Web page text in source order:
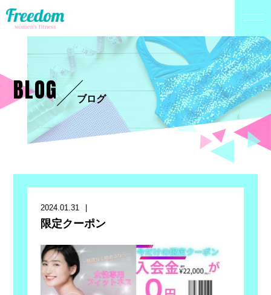
BLOG ブログ
2024.01.31
限定クーポン